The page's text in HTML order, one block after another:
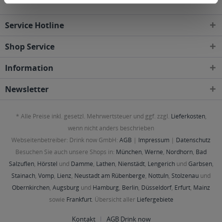
Service Hotline
Shop Service
Information
Newsletter
* Alle Preise inkl. gesetzl. Mehrwertsteuer und ggf. zzgl. Lieferkosten,
wenn nicht anders beschrieben
Webseitenbetreiber: Drink now GmbH: AGB | Impressum | Datenschutz
Besuchen Sie auch unsere Shops in: München, Werne, Nordhorn, Bad
Salzuflen, Hörstel und Damme, Lathen, Nienstädt, Lengerichund Garbsen,
Stainach, Vomp, Lienz, Neustadt am Rübenberge, Nottuln, Stolzenau und
Obernkirchen, Augsburg und Hamburg, Berlin, Düsseldorf, Erfurt, Mainz
sowie Frankfurt. Übersicht aller Liefergebiete
Kontakt AGB Drink now